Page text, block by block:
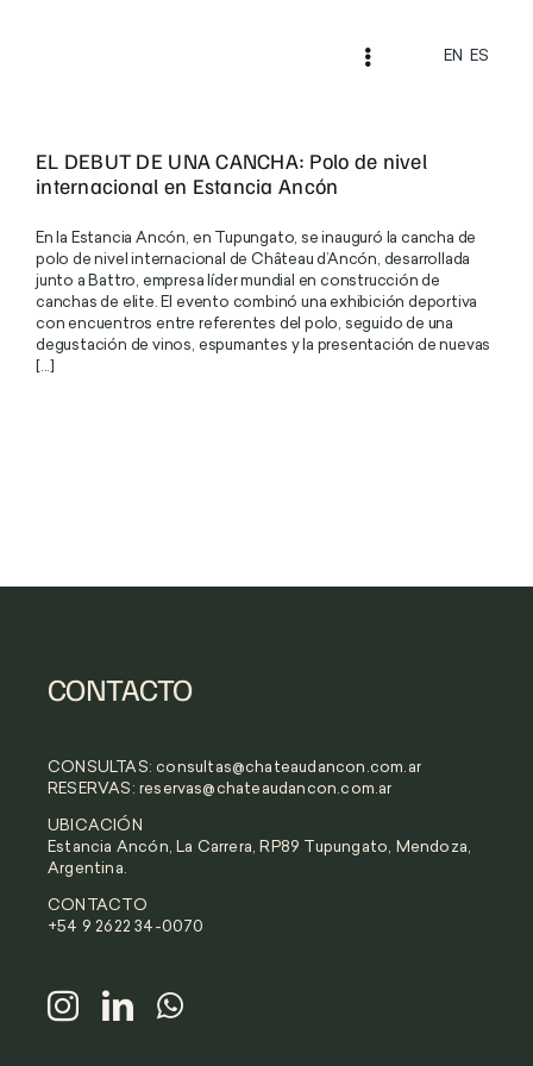
Toggle
Nuestros Vinos
La Casa
Vivir el Château
Qué hacer en el Château
Fundación Lucila Bombal
Filosofía y Valores
Galería
Contacto
EN ES
EL DEBUT DE UNA CANCHA: Polo de nivel
internacional en Estancia Ancón
En la Estancia Ancón, en Tupungato, se inauguró la cancha de
polo de nivel internacional de Château d’Ancón, desarrollada
junto a Battro, empresa líder mundial en construcción de
canchas de elite. El evento combinó una exhibición deportiva
con encuentros entre referentes del polo, seguido de una
degustación de vinos, espumantes y la presentación de nuevas
[...]
CONTACTO
CONSULTAS:consultas@chateaudancon.com.ar
RESERVAS: reservas@chateaudancon.com.ar
UBICACIÓN
Estancia Ancón, La Carrera, RP89 Tupungato, Mendoza,
Argentina.
CONTACTO
+54 9 2622 34-0070